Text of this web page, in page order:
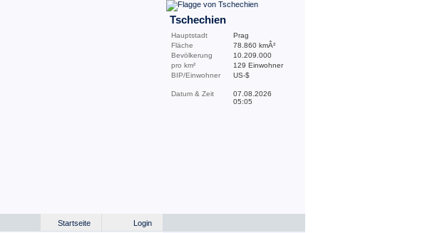
Tschechien
Hauptstadt
Prag
Fläche
78.860 kmÂ²
Bevölkerung
10.209.000
pro km²
129 Einwohner
BIP/Einwohner
US-$
Datum & Zeit
07.08.2026
05:05
Login
Startseite